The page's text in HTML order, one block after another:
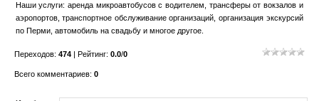
Наши услуги: аренда микроавтобусов с водителем, трансферы от вокзалов и
аэропортов, транспортное обслуживание организаций, организация экскурсий
по Перми, автомобиль на свадьбу и многое другое.
Переходов: 474| Рейтинг: 0.0/0
Всего комментариев: 0